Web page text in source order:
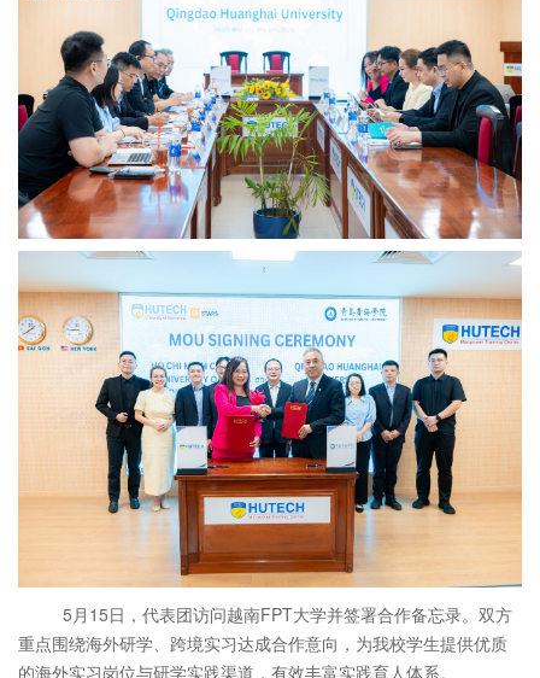
5月15日，代表团访问越南FPT大学并签署合作备忘录。双方
重点围绕海外研学、跨境实习达成合作意向，为我校学生提供优质
的海外实习岗位与研学实践渠道，有效丰富实践育人体系。